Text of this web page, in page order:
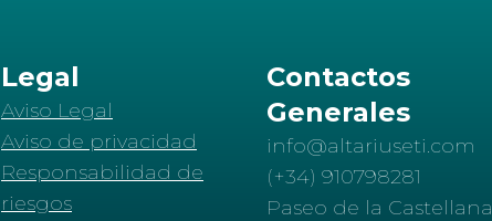
Legal
Aviso Legal
Aviso de privacidad
Responsabilidad de
riesgos
Contactos
Generales
info@altariuseti.com
(+34) 910798281
Paseo de la Castellana